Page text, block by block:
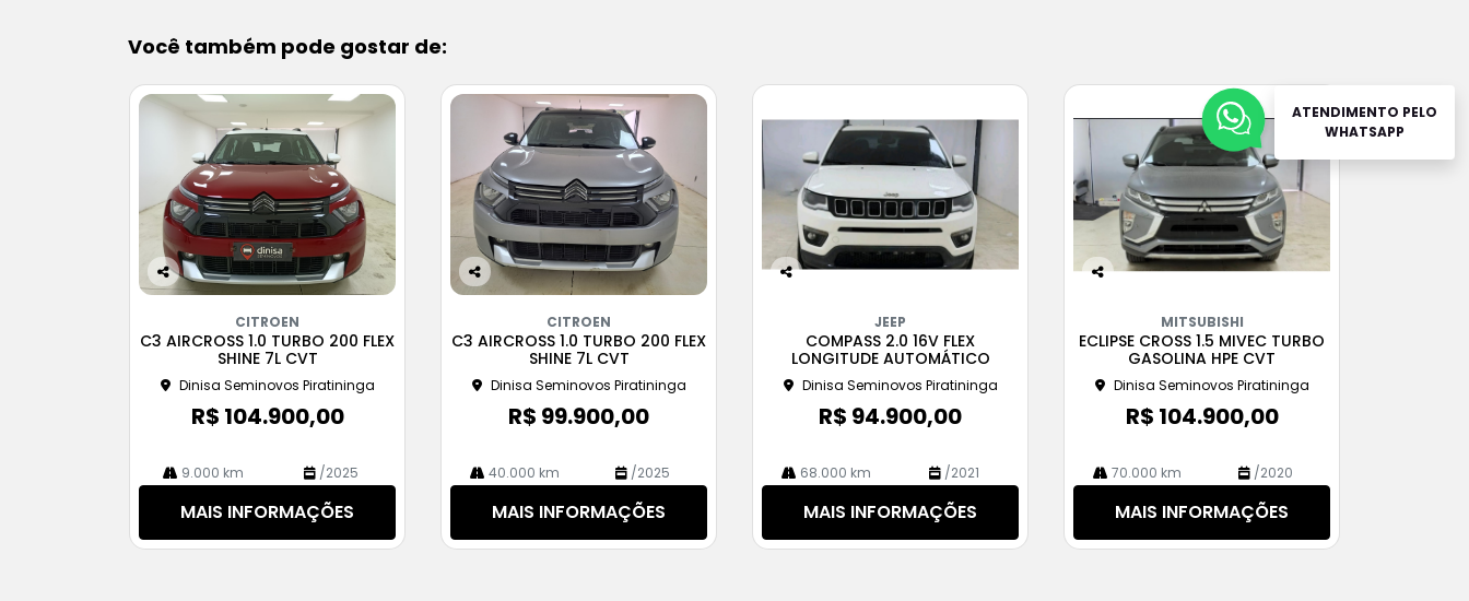
Você também pode gostar de:
Co
pa
rtil
CITROEN
C3 AIRCROSS 1.0 TURBO 200 FLEX
SHINE 7L CVT
Dinisa Seminovos Piratininga
R$ 104.900,00
9.000 km /2025
MAIS INFORMAÇÕES
Co
pa
rtil
CITROEN
C3 AIRCROSS 1.0 TURBO 200 FLEX
SHINE 7L CVT
Dinisa Seminovos Piratininga
R$ 99.900,00
40.000 km /2025
MAIS INFORMAÇÕES
rtil
he
JEEP
COMPASS 2.0 16V FLEX
LONGITUDE AUTOMÁTICO
Dinisa Seminovos Piratininga
R$ 94.900,00
68.000 km /2021
MAIS INFORMAÇÕES
rtil
MITSUBISHI
ECLIPSE CROSS 1.5 MIVEC TURBO
GASOLINA HPE CVT
Dinisa Seminovos Piratininga
R$ 104.900,00
70.000 km /2020
MAIS INFORMAÇÕES
ATENDIMENTO PELO
WHATSAPP